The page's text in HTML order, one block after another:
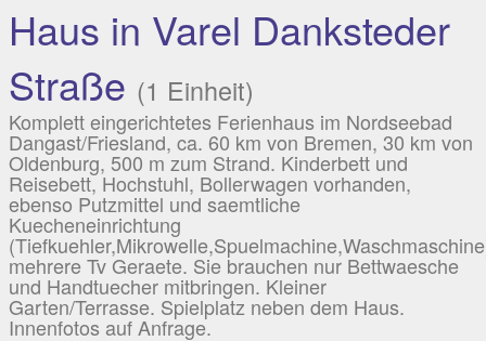
Haus in Varel Danksteder
Straße (1 Einheit)
Komplett eingerichtetes Ferienhaus im Nordseebad
Dangast/Friesland, ca. 60 km von Bremen, 30 km von
Oldenburg, 500 m zum Strand. Kinderbett und
Reisebett, Hochstuhl, Bollerwagen vorhanden,
ebenso Putzmittel und saemtliche
Kuecheneinrichtung
mehrere Tv Geraete. Sie brauchen nur Bettwaesche
und Handtuecher mitbringen. Kleiner
Garten/Terrasse. Spielplatz neben dem Haus.
Innenfotos auf Anfrage.